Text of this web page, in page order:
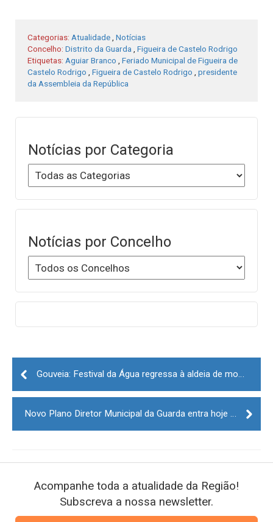
Categorias: Atualidade Notícias
Concelho: Distrito da Guarda
Figueira de Castelo Rodrigo
Etiquetas: Aguiar Branco
Feriado Municipal de Figueira de
Castelo Rodrigo
Figueira de Castelo Rodrigo
presidente
da Assembleia da República
Notícias por Categoria
Notícias por Concelho
Post
navigation
Gouveia: Festival da Água regressa à aldeia de montanha das Aldeias
Novo Plano Diretor Municipal da Guarda entra hoje em vigor
Acompanhe toda a atualidade da Região!
Subscreva a nossa newsletter.